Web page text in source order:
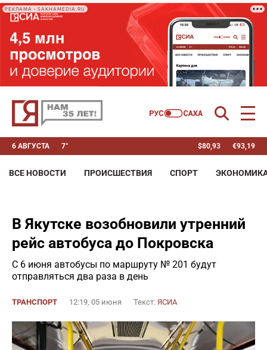
РЕКЛАМА • SAKHAMEDIA.RU
6 АВГУСТА 7° $80,93 €93,19
ВСЕ НОВОСТИ ПРОИСШЕСТВИЯ СПОРТ
В Якутске возобновили утренний
рейс автобуса до Покровска
С 6 июня автобусы по маршруту № 201 будут
отправляться два раза в день
ТРАНСПОРТ 12:19, 05 июня Текст: ЯСИА